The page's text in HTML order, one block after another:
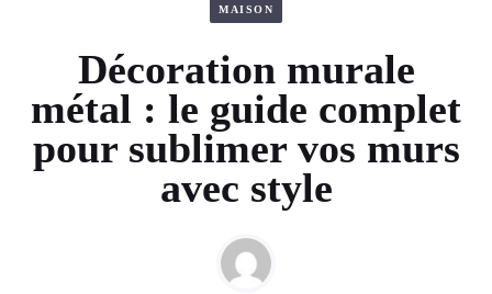
MAISON
Décoration murale
métal : le guide complet
pour sublimer vos murs
avec style